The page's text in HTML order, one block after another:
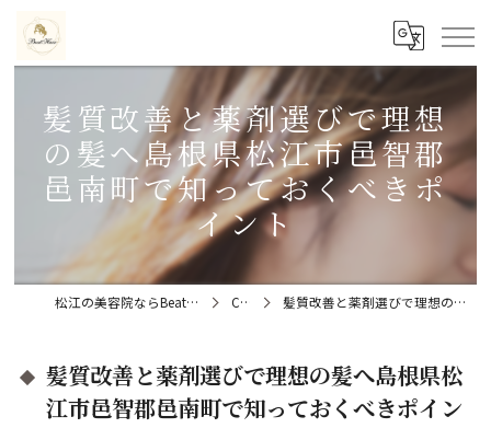
髪質改善と薬剤選びで理想
の髪へ島根県松江市邑智郡
邑南町で知っておくべきポ
イント
松江の美容院ならBeat Hair（ビートヘアー）髪質改善特化型サロン Column 髪質改善と薬剤選びで理想の髪へ島根県松江市邑智郡邑南町で知っておくべきポイント
髪質改善と薬剤選びで理想の髪へ島根県松
江市邑智郡邑南町で知っておくべきポイン